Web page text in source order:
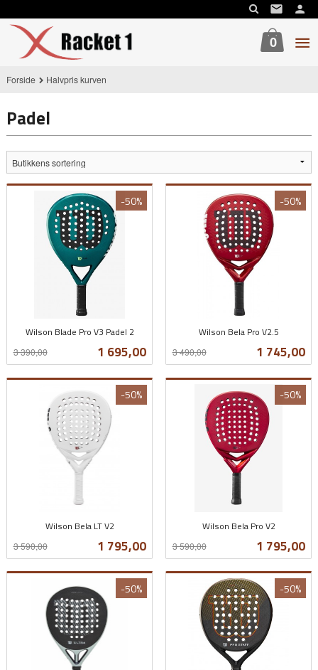
til
innholdet
0
Forside Halvpris kurven
Padel
Wilson Blade Pro V3 Padel 2
Tilbud
1 695,00
3 390,00
-50%
mva.
Wilson Bela Pro V2.5
Tilbud
1 745,00
3 490,00
-50%
mva.
Wilson Bela LT V2
Tilbud
1 795,00
3 590,00
-50%
mva.
Wilson Bela Pro V2
Tilbud
1 795,00
3 590,00
-50%
mva.
-50% -50%